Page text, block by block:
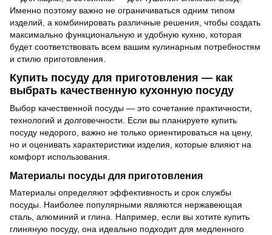
Именно поэтому важно не ограничиваться одним типом
изделий, а комбинировать различные решения, чтобы создать
максимально функциональную и удобную кухню, которая
будет соответствовать всем вашим кулинарным потребностям
и стилю приготовления.
Купить посуду для приготовления — как
выбрать качественную кухонную посуду
Выбор качественной посуды — это сочетание практичности,
технологий и долговечности. Если вы планируете купить
посуду недорого, важно не только ориентироваться на цену,
но и оценивать характеристики изделия, которые влияют на
комфорт использования.
Материалы посуды для приготовления
Материалы определяют эффективность и срок службы
посуды. Наиболее популярными являются нержавеющая
сталь, алюминий и глина. Например, если вы хотите купить
глиняную посуду, она идеально подходит для медленного